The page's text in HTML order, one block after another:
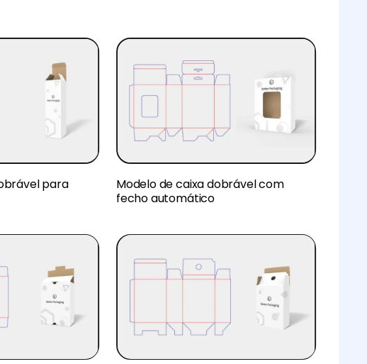
para
Modelo de caixa dobrável com
fecho automático